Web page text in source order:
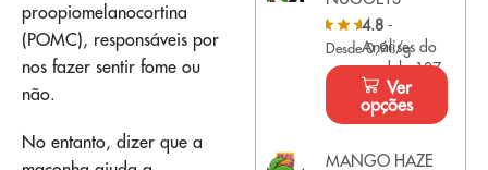
proopiomelanocortina
(POMC), responsáveis por
nos fazer sentir fome ou
não.
No entanto, dizer que a
4.8 -
Análises do
modelo 107
Desde 0,9€/g
Ver
opções
MANGO HAZE